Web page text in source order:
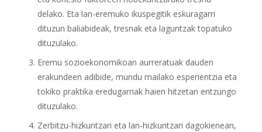
delako. Eta lan-eremuko ikuspegitik eskuragarri
dituzun baliabideak, tresnak eta laguntzak topatuko
dituzulako.
Eremu sozioekonomikoan aurreratuak dauden
erakundeen adibide, mundu mailako esperientzia eta
tokiko praktika eredugarriak haien hitzetan entzungo
dituzulako.
Zerbitzu-hizkuntzari eta lan-hizkuntzari dagokienean,